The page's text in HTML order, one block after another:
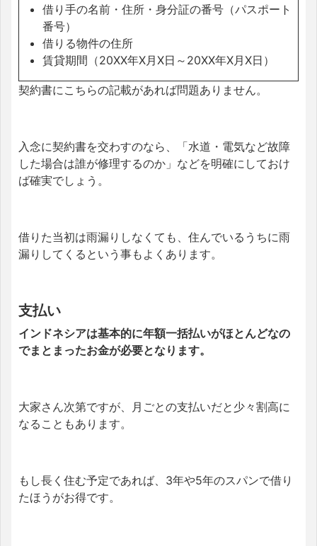
借り手の名前・住所・身分証の番号（パスポート
番号）
借りる物件の住所
賃貸期間（20XX年X月X日～20XX年X月X日）
契約書にこちらの記載があれば問題ありません。
入念に契約書を交わすのなら、「水道・電気など故障
した場合は誰が修理するのか」などを明確にしておけ
ば確実でしょう。
借りた当初は雨漏りしなくても、住んでいるうちに雨
漏りしてくるという事もよくあります。
支払い
インドネシアは基本的に年額一括払いがほとんどなの
でまとまったお金が必要となります。
大家さん次第ですが、月ごとの支払いだと少々割高に
なることもあります。
もし長く住む予定であれば、3年や5年のスパンで借り
たほうがお得です。